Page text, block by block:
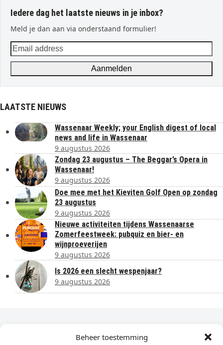
Beheer toestemming
Iedere dag het laatste nieuws in je inbox?
Meld je dan aan via onderstaand formulier!
Email
address
Aanmelden
LAATSTE NIEUWS
Wassenaar Weekly; your English digest of local
news and life in Wassenaar
9 augustus 2026
Zondag 23 augustus – The Beggar’s Opera in
Wassenaar!
9 augustus 2026
Doe mee met het Kieviten Golf Open op zondag
23 augustus
9 augustus 2026
Nieuwe activiteiten tijdens Wassenaarse
Zomerfeestweek: pubquiz en bier- en
wijnproeverijen
9 augustus 2026
Is 2026 een slecht wespenjaar?
9 augustus 2026
Dagelijks het laatste nieuws in je e-mail?